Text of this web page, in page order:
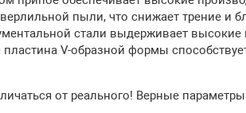
пыли, что снижает трение и
стали выдерживает высокие
V-образной формы
от реального! Верные